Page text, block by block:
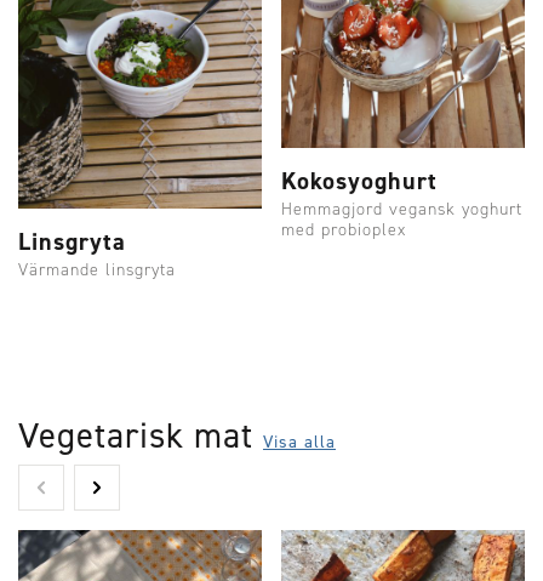
Linsgryta
Värmande linsgryta
Kokosyoghurt
Hemmagjord vegansk yoghurt
med probioplex
Vegetarisk mat Visa alla